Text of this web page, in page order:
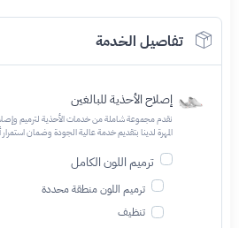
تفاصيل الخدمة
إصلاح الأحذية للبالغين
نقدم مجموعة شاملة من خدمات الأحذية لترميم
المهرة لدينا بتقديم خدمة عالية الجودة وضمان
ترميم اللون الكامل
ترميم اللون منطقة محددة
تنظيف